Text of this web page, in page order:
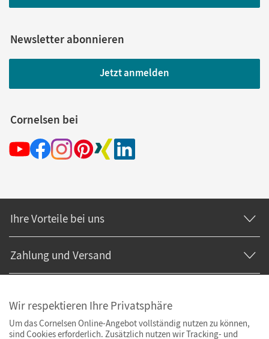
Newsletter abonnieren
Jetzt anmelden
Cornelsen bei
Ihre Vorteile bei uns
Zahlung und Versand
Wir respektieren Ihre Privatsphäre
Um das Cornelsen Online-Angebot vollständig nutzen zu können,
sind Cookies erforderlich. Zusätzlich nutzen wir Tracking- und